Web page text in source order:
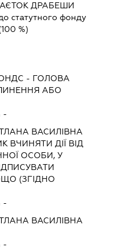
ДРАБЕШИ
статутного фонду
%)
- ГОЛОВА
АБО
-
ВАСИЛІВНА
ВЧИНЯТИ ДІЇ ВІД
ОСОБИ, У
(ЗГІДНО
-
ВАСИЛІВНА
-